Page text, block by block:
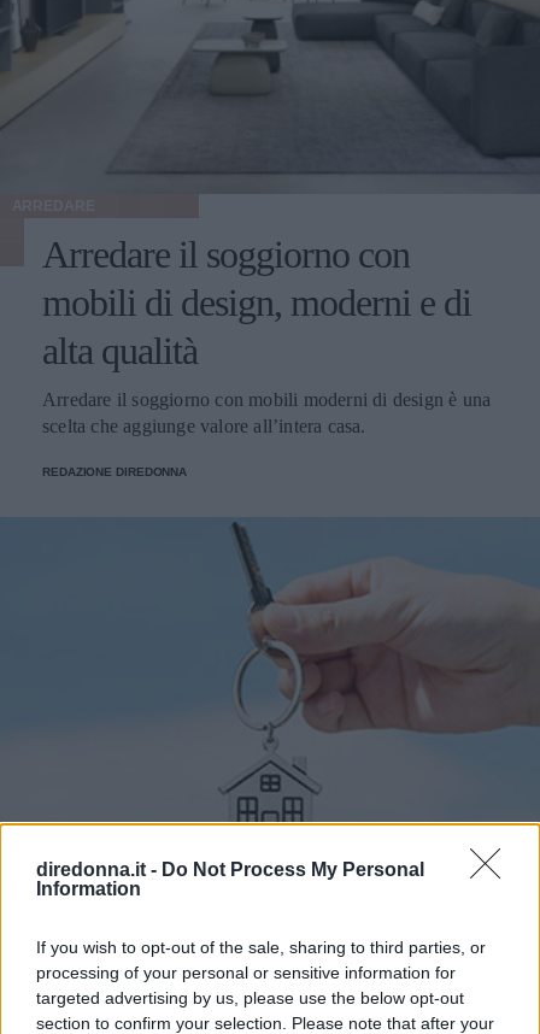
diredonna.it - Do Not Process My Personal
Information
If you wish to opt-out of the sale, sharing to third parties, or
processing of your personal or sensitive information for
targeted advertising by us, please use the below opt-out
section to confirm your selection. Please note that after your
Arredare il soggiorno con
mobili di design, moderni e di
alta qualità
Arredare il soggiorno con mobili moderni di design è una
scelta che aggiunge valore all’intera casa.
REDAZIONE DIREDONNA